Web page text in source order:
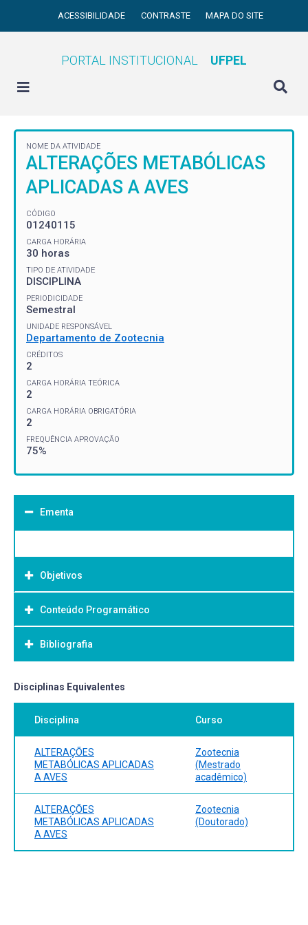
ACESSIBILIDADE CONTRASTE MAPA DO SITE
PORTAL INSTITUCIONAL UFPEL
NOME DA ATIVIDADE
ALTERAÇÕES METABÓLICAS
APLICADAS A AVES
CÓDIGO
01240115
CARGA HORÁRIA
30 horas
TIPO DE ATIVIDADE
DISCIPLINA
PERIODICIDADE
Semestral
UNIDADE RESPONSÁVEL
Departamento de Zootecnia
CRÉDITOS
2
CARGA HORÁRIA TEÓRICA
2
CARGA HORÁRIA OBRIGATÓRIA
2
FREQUÊNCIA APROVAÇÃO
75%
Ementa
Objetivos
Objetivo Geral:
Conteúdo Programático
Bibliografia
Bibliografia Básica:
Disciplinas Equivalentes
Disciplina Curso
ALTERAÇÕES
METABÓLICAS APLICADAS
A AVES
Zootecnia
(Mestrado
acadêmico)
ALTERAÇÕES
METABÓLICAS APLICADAS
A AVES
Zootecnia
(Doutorado)